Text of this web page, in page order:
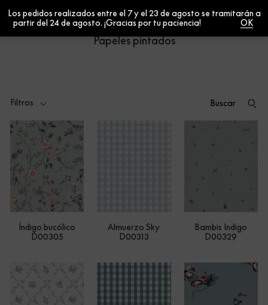
0
Papeles pintados
Filtros
Índigo bucólico
D00305
Almuerzo Sky
D00313
Bambis Indigo
D00329
Los pedidos realizados entre el 7 y el 23 de agosto se tramitarán a
partir del 24 de agosto. ¡Gracias por tu paciencia!